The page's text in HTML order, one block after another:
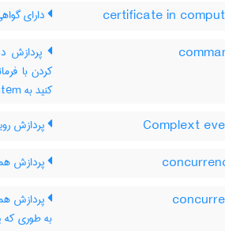
دارای
پردازش
کردن با
کنید به ‎ command-driven system
پردازش
پردازش
پردازش